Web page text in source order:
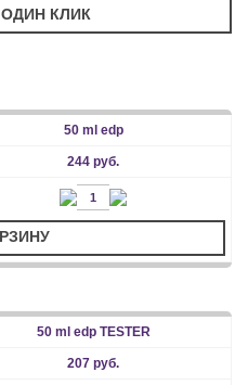
50 ml edp
244 руб.
50 ml edp TESTER
207 руб.